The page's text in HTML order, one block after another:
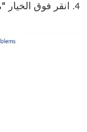
4. انقر فوق الخيار